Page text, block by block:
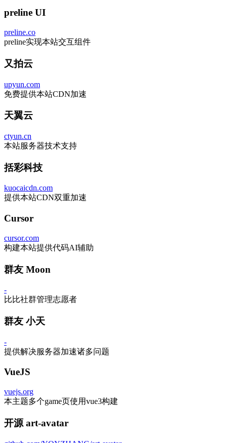
preline UI
preline.co
preline实现本站交互组件
又拍云
upyun.com
免费提供本站CDN加速
天翼云
ctyun.cn
本站服务器技术支持
括彩科技
kuocaicdn.com
提供本站CDN双重加速
Cursor
cursor.com
构建本站提供代码AI辅助
群友 Moon
-
比比社群管理志愿者
群友 小天
-
提供解决服务器加速诸多问题
VueJS
vuejs.org
本主题多个game页使用vue3构建
开源 art-avatar